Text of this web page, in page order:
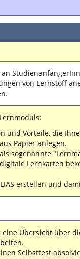
von Lernstoff
und Vorteile, die
Papier anlegen.
sogenannte
Lernkarten
erstellen und
Übersicht über
Selbsttest